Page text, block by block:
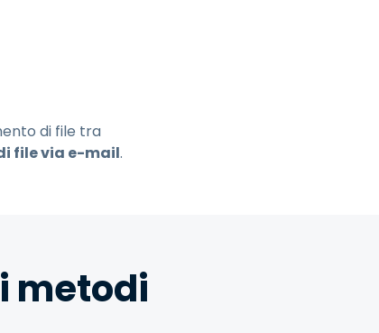
di file tra
file via e-mail.
metodi